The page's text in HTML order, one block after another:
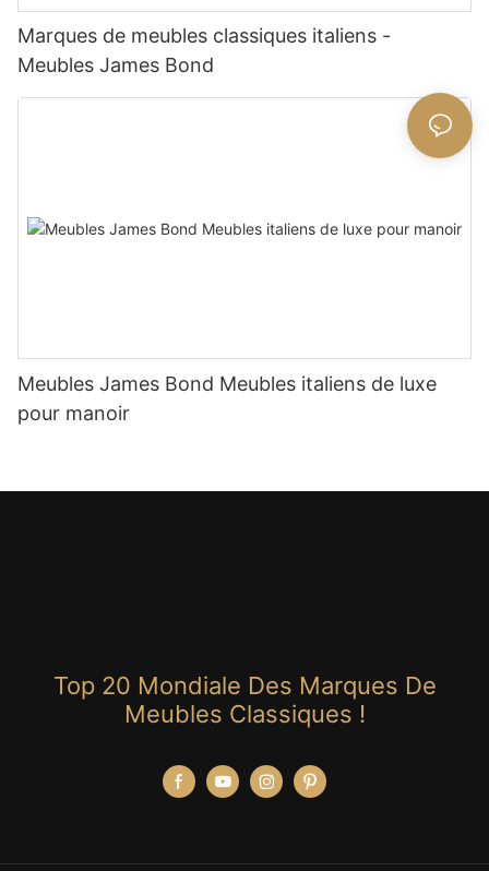
Marques de meubles classiques italiens -
Meubles James Bond
Meubles James Bond Meubles italiens de luxe
pour manoir
Top 20 Mondiale Des Marques De
Meubles Classiques !